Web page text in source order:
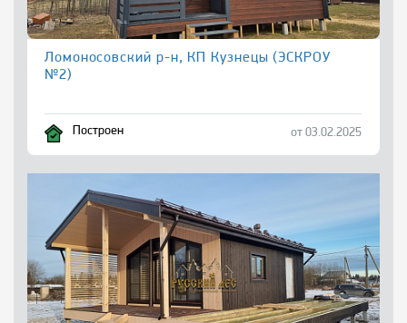
Ломоносовский р-н, КП Кузнецы (ЭСКРОУ
№2)
Построен от 03.02.2025